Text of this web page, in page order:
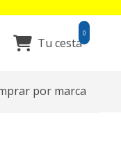
Tu cesta
0
por marca